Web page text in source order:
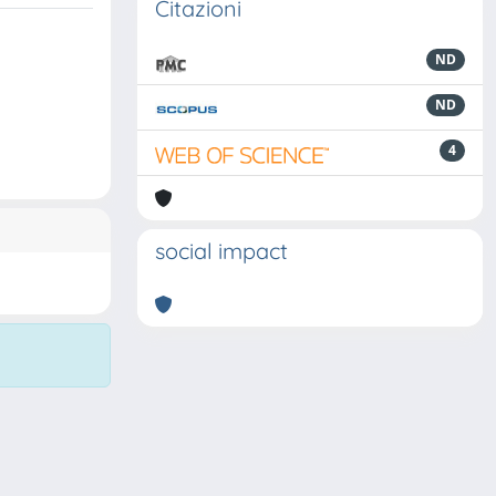
Citazioni
ND
ND
4
social impact